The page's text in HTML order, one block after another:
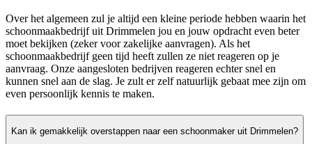
Over het algemeen zul je altijd een kleine periode hebben waarin het
schoonmaakbedrijf uit Drimmelen jou en jouw opdracht even beter
moet bekijken (zeker voor zakelijke aanvragen). Als het
schoonmaakbedrijf geen tijd heeft zullen ze niet reageren op je
aanvraag. Onze aangesloten bedrijven reageren echter snel en
kunnen snel aan de slag. Je zult er zelf natuurlijk gebaat mee zijn om
even persoonlijk kennis te maken.
Kan ik gemakkelijk overstappen naar een schoonmaker uit Drimmelen?